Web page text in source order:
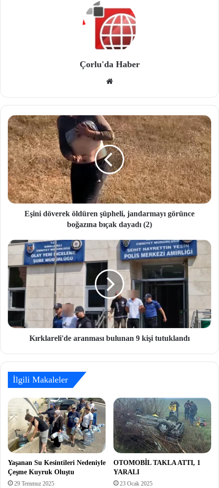
Çorlu'da Haber
site
si
Eşini döverek öldüren şüpheli, jandarmayı görünce
boğazına bıçak dayadı (2)
Kırklareli'de aranması bulunan 9 kişi tutuklandı
İlgili Makaleler
Yaşanan Su Kesintileri Nedeniyle
Çeşme Kuyruk Oluştu
29 Temmuz 2025
OTOMOBİL TAKLA ATTI, 1
YARALI
23 Ocak 2025